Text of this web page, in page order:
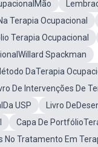
Terapia Ocupacional
Terapia Ocupacional
Spackman
DaTerapia
De Intervenções De
USP
Livro
Capa De
Tratamento Em